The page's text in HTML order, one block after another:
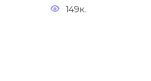
149к.